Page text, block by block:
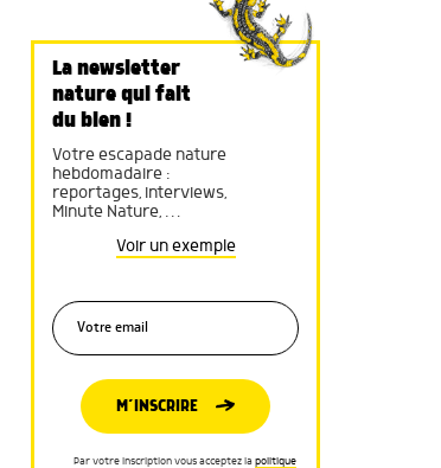
La newsletter
nature qui fait
du bien !
Votre escapade nature
hebdomadaire :
reportages, interviews,
Minute Nature, …
Voir un exemple
M’INSCRIRE
Par votre inscription vous acceptez la politique